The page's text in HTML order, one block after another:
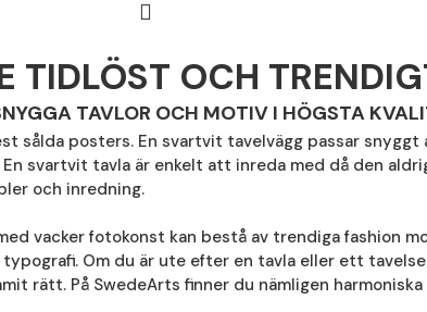
TIDLÖST OCH
TAVLOR OCH MOTIV I HÖGSTA
sålda posters. En svartvit tavelvägg passar
svartvit tavla är enkelt att inreda med då den
och inredning.
vacker fotokonst kan bestå av trendiga fashion
Om du är ute efter en tavla eller ett
rätt. På SwedeArts finner du nämligen